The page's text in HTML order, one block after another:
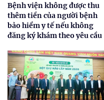
Bệnh viện không được thu
thêm tiền của người bệnh
bảo hiểm y tế nếu không
đăng ký khám theo yêu cầu